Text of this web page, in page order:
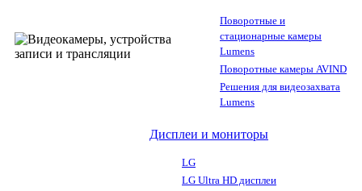
Поворотные и
стационарные камеры
Lumens
Поворотные камеры AVIND
Решения для видеозахвата
Lumens
Дисплеи и мониторы
LG
LG Ultra HD дисплеи